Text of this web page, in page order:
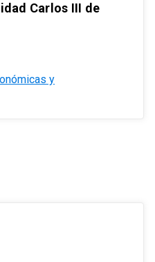
Carlos III de
y